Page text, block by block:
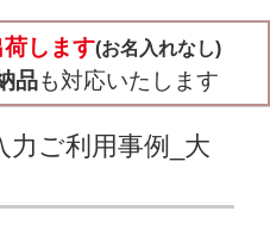
します(お名入れなし)
品も対応いたします
力ご利用事例_大